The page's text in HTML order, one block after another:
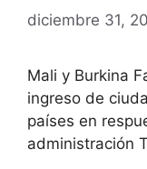
diciembre 31,
Mali y Burkina
ingreso de
países en
administración